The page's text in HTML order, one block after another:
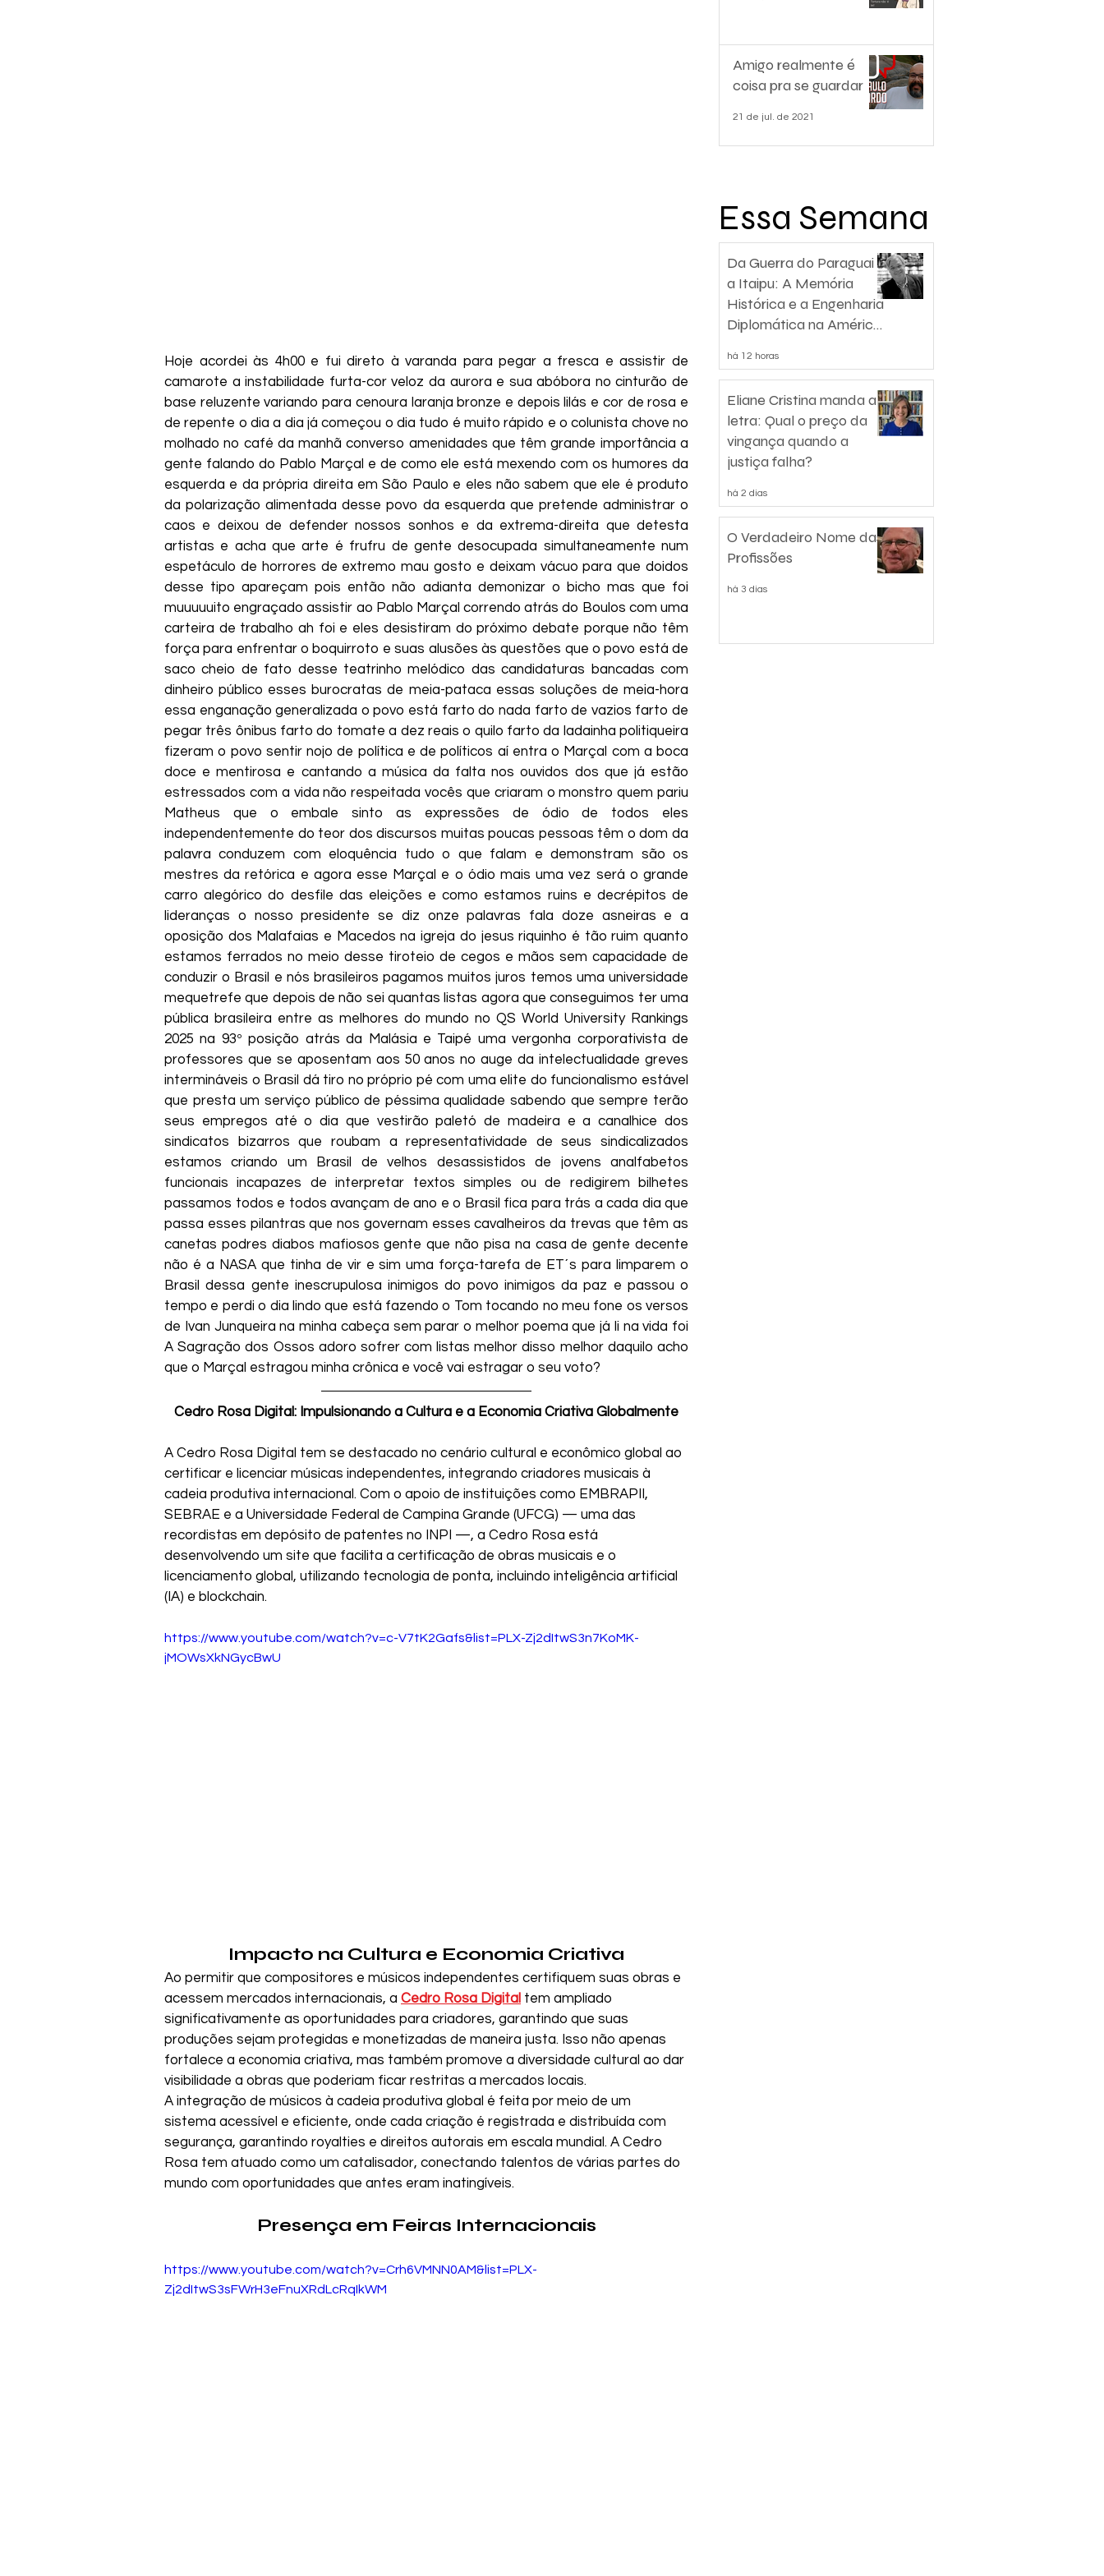
Hoje acordei às 4h00 e fui direto à varanda para pegar a fresca e assistir de
camarote a instabilidade furta-cor veloz da aurora e sua abóbora no cinturão de
base reluzente variando para cenoura laranja bronze e depois lilás e cor de rosa e
de repente o dia a dia já começou o dia tudo é muito rápido e o colunista chove no
molhado no café da manhã converso amenidades que têm grande importância a
gente falando do Pablo Marçal e de como ele está mexendo com os humores da
esquerda e da própria direita em São Paulo e eles não sabem que ele é produto
da polarização alimentada desse povo da esquerda que pretende administrar o
caos e deixou de defender nossos sonhos e da extrema-direita que detesta
artistas e acha que arte é frufru de gente desocupada simultaneamente num
espetáculo de horrores de extremo mau gosto e deixam vácuo para que doidos
desse tipo apareçam pois então não adianta demonizar o bicho mas que foi
muuuuuito engraçado assistir ao Pablo Marçal correndo atrás do Boulos com uma
carteira de trabalho ah foi e eles desistiram do próximo debate porque não têm
força para enfrentar o boquirroto e suas alusões às questões que o povo está de
saco cheio de fato desse teatrinho melódico das candidaturas bancadas com
dinheiro público esses burocratas de meia-pataca essas soluções de meia-hora
essa enganação generalizada o povo está farto do nada farto de vazios farto de
pegar três ônibus farto do tomate a dez reais o quilo farto da ladainha politiqueira
fizeram o povo sentir nojo de política e de políticos aí entra o Marçal com a boca
doce e mentirosa e cantando a música da falta nos ouvidos dos que já estão
estressados com a vida não respeitada vocês que criaram o monstro quem pariu
Matheus que o embale sinto as expressões de ódio de todos eles
independentemente do teor dos discursos muitas poucas pessoas têm o dom da
palavra conduzem com eloquência tudo o que falam e demonstram são os
mestres da retórica e agora esse Marçal e o ódio mais uma vez será o grande
carro alegórico do desfile das eleições e como estamos ruins e decrépitos de
lideranças o nosso presidente se diz onze palavras fala doze asneiras e a
oposição dos Malafaias e Macedos na igreja do jesus riquinho é tão ruim quanto
estamos ferrados no meio desse tiroteio de cegos e mãos sem capacidade de
conduzir o Brasil e nós brasileiros pagamos muitos juros temos uma universidade
mequetrefe que depois de não sei quantas listas agora que conseguimos ter uma
pública brasileira entre as melhores do mundo no QS World University Rankings
2025 na 93º posição atrás da Malásia e Taipé uma vergonha corporativista de
professores que se aposentam aos 50 anos no auge da intelectualidade greves
intermináveis o Brasil dá tiro no próprio pé com uma elite do funcionalismo estável
que presta um serviço público de péssima qualidade sabendo que sempre terão
seus empregos até o dia que vestirão paletó de madeira e a canalhice dos
sindicatos bizarros que roubam a representatividade de seus sindicalizados
estamos criando um Brasil de velhos desassistidos de jovens analfabetos
funcionais incapazes de interpretar textos simples ou de redigirem bilhetes
passamos todos e todos avançam de ano e o Brasil fica para trás a cada dia que
passa esses pilantras que nos governam esses cavalheiros da trevas que têm as
canetas podres diabos mafiosos gente que não pisa na casa de gente decente
não é a NASA que tinha de vir e sim uma força-tarefa de ET´s para limparem o
Brasil dessa gente inescrupulosa inimigos do povo inimigos da paz e passou o
tempo e perdi o dia lindo que está fazendo o Tom tocando no meu fone os versos
de Ivan Junqueira na minha cabeça sem parar o melhor poema que já li na vida foi
A Sagração dos Ossos adoro sofrer com listas melhor disso melhor daquilo acho
que o Marçal estragou minha crônica e você vai estragar o seu voto?
Cedro Rosa Digital: Impulsionando a Cultura e a Economia Criativa Globalmente
A Cedro Rosa Digital tem se destacado no cenário cultural e econômico global ao
certificar e licenciar músicas independentes, integrando criadores musicais à
cadeia produtiva internacional. Com o apoio de instituições como EMBRAPII,
SEBRAE e a Universidade Federal de Campina Grande (UFCG) — uma das
recordistas em depósito de patentes no INPI —, a Cedro Rosa está
desenvolvendo um site que facilita a certificação de obras musicais e o
licenciamento global, utilizando tecnologia de ponta, incluindo inteligência artificial
(IA) e blockchain.
https://www.youtube.com/watch?v=c-V7tK2Gafs&list=PLX-Zj2dItwS3n7KoMK-
jMOWsXkNGycBwU
Impacto na Cultura e Economia Criativa
Ao permitir que compositores e músicos independentes certifiquem suas obras e
acessem mercados internacionais, a Cedro Rosa Digital tem ampliado
significativamente as oportunidades para criadores, garantindo que suas
produções sejam protegidas e monetizadas de maneira justa. Isso não apenas
fortalece a economia criativa, mas também promove a diversidade cultural ao dar
visibilidade a obras que poderiam ficar restritas a mercados locais.
A integração de músicos à cadeia produtiva global é feita por meio de um
sistema acessível e eficiente, onde cada criação é registrada e distribuída com
segurança, garantindo royalties e direitos autorais em escala mundial. A Cedro
Rosa tem atuado como um catalisador, conectando talentos de várias partes do
mundo com oportunidades que antes eram inatingíveis.
Presença em Feiras Internacionais
https://www.youtube.com/watch?v=Crh6VMNN0AM&list=PLX-
Zj2dItwS3sFWrH3eFnuXRdLcRqIkWM
Amigo realmente é
coisa pra se guardar
21 de jul. de 2021
Da Guerra do Paraguai
a Itaipu: A Memória
Histórica e a Engenharia
Diplomática na América
há 12 horas
Eliane Cristina manda a
letra: Qual o preço da
vingança quando a
justiça falha?
há 2 dias
O Verdadeiro Nome das
Profissões
há 3 dias
Essa Semana